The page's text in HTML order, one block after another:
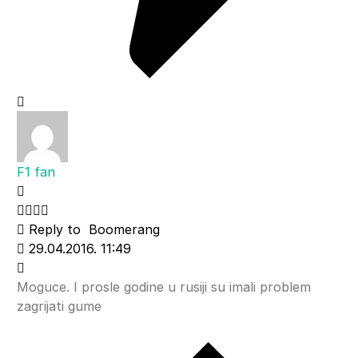
F1 fan
Reply to Boomerang
29.04.2016. 11:49
Moguce. I prosle godine u rusiji su imali problem
zagrijati gume